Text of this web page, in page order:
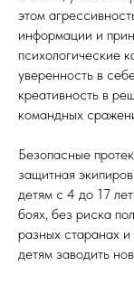
этом
информации и
психологические
уверенность в
креативность в
командных
Безопасные
защитная
детям с 4 до 17
боях, без риска
разных старанах
детям заводить